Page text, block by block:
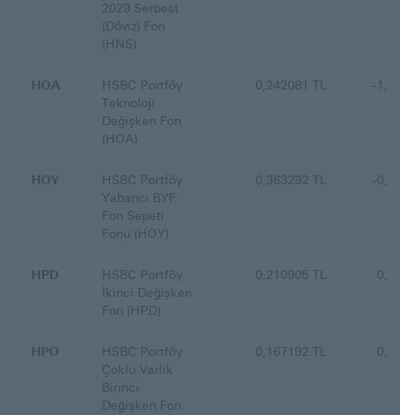
2029 Serbest
(Döviz) Fon
(HNS)
HOA
HSBC Portföy
Teknoloji
Değişken Fon
(HOA)
0,242081 TL -
HOY
HSBC Portföy
Yabancı BYF
Fon Sepeti
Fonu (HOY)
0,363292 TL -
HPD
HSBC Portföy
İkinci Değişken
Fon (HPD)
0,210905 TL
HPO
HSBC Portföy
Çoklu Varlık
Birinci
Değişken Fon
0,167192 TL